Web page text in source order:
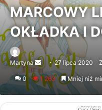
MARCOWY
OKŁADKA I
Martyna
Send
an
email
27 lipca 2020
0 1 263 Mniej niż